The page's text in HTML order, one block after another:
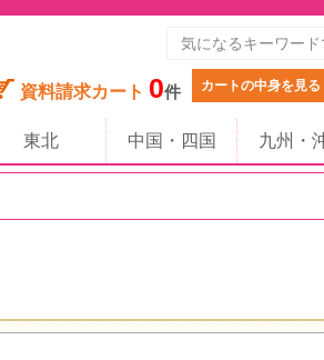
資料請求カート 0件 カートの中身を見る
東北 中国・四国 九州・